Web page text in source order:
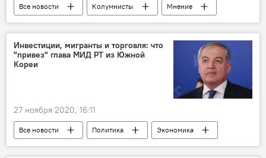
Все новости Колумнисты
Мнение
Нагорный Карабах
Украина
Политика
Россия
Инвестиции, мигранты и торговля: что
"привез" глава МИД РТ из Южной
Кореи
27 ноября 2020, 16:11
Все новости Политика
Экономика
Южная Корея
Сироджиддин Мухриддин